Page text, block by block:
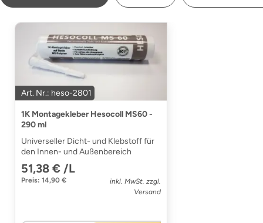
Art. Nr.: heso-2801
1K Montagekleber Hesocoll MS60 -
290 ml
Universeller Dicht- und Klebstoff für
den Innen- und Außenbereich
51,38 € /L
Preis: 14,90 €
inkl. MwSt. zzgl.
Versand